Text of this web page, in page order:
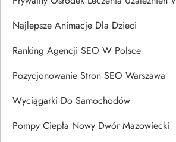
Najlepsze Animacje Dla Dzieci
Ranking Agencji SEO W Polsce
Pozycjonowanie Stron SEO Warszawa
Wyciągarki Do Samochodów
Pompy Ciepła Nowy Dwór Mazowiecki